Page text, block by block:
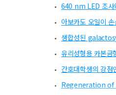
640 nm LED 조사
아보카도 오일이
생합성된
유리성형용 카본금
간호대학생의 강점
Regeneration